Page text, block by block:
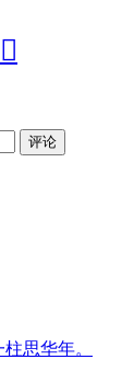

评论
思华年。